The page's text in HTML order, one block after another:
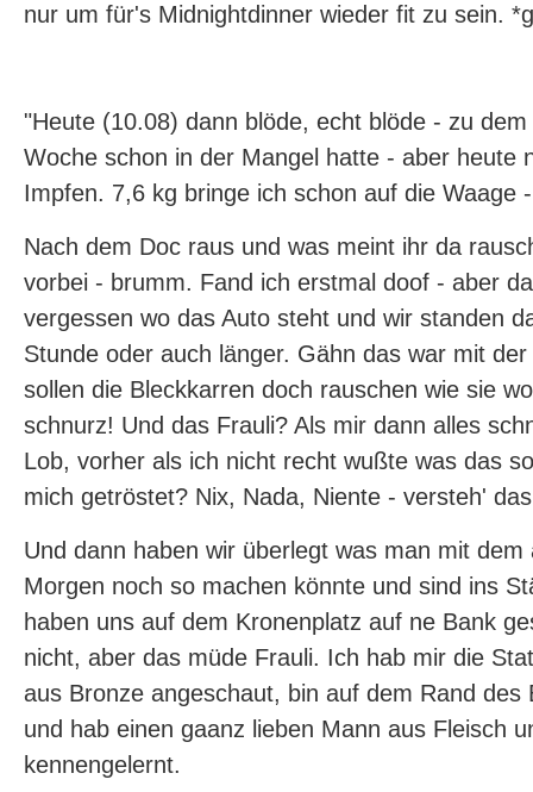
nur um für's Midnightdinner wieder fit zu sein.
"Heute (10.08) dann blöde, echt blöde - zu
Woche schon in der Mangel hatte - aber heute
Impfen. 7,6 kg bringe ich schon auf die Waage
Nach dem Doc raus und was meint ihr da
vorbei - brumm. Fand ich erstmal doof - aber
vergessen wo das Auto steht und wir standen
Stunde oder auch länger. Gähn das war mit
sollen die Bleckkarren doch rauschen wie sie
schnurz! Und das Frauli? Als mir dann alles
Lob, vorher als ich nicht recht wußte was das
mich getröstet? Nix, Nada, Niente - versteh'
Und dann haben wir überlegt was man mit dem
Morgen noch so machen könnte und sind ins
haben uns auf dem Kronenplatz auf ne Bank
nicht, aber das müde Frauli. Ich hab mir die
aus Bronze angeschaut, bin auf dem Rand des
und hab einen gaanz lieben Mann aus Fleisch
kennengelernt.